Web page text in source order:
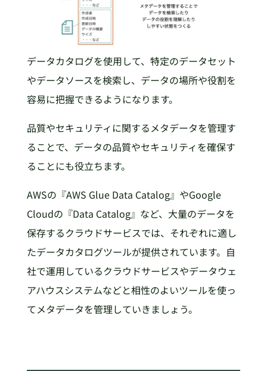
データカタログを使用して、特定のデータセット
やデータソースを検索し、データの場所や役割を
容易に把握できるようになります。
品質やセキュリティに関するメタデータを管理す
ることで、データの品質やセキュリティを確保す
ることにも役立ちます。
AWSの『AWS Glue Data Catalog』やGoogle
Cloudの『Data Catalog』など、大量のデータを
保存するクラウドサービスでは、それぞれに適し
たデータカタログツールが提供されています。自
社で運用しているクラウドサービスやデータウェ
アハウスシステムなどと相性のよいツールを使っ
てメタデータを管理していきましょう。